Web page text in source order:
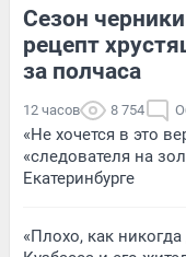
Сезон
рецепт
за полчаса
12 часов 8 754
«Не хочется в это
«следователя на
Екатеринбурге
«Плохо, как никогда